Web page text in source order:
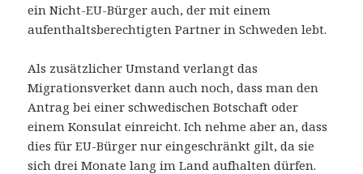
ein Nicht-EU-Bürger auch, der mit einem
aufenthaltsberechtigten Partner in Schweden lebt.
Als zusätzlicher Umstand verlangt das
Migrationsverket dann auch noch, dass man den
Antrag bei einer schwedischen Botschaft oder
einem Konsulat einreicht. Ich nehme aber an, dass
dies für EU-Bürger nur eingeschränkt gilt, da sie
sich drei Monate lang im Land aufhalten dürfen.